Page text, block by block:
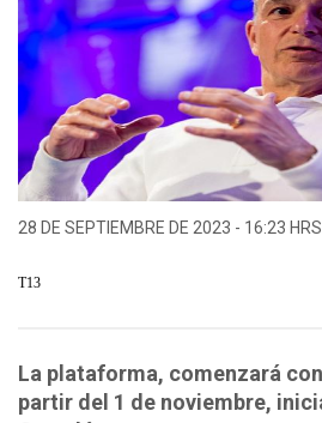
28 DE SEPTIEMBRE DE 2023 - 16:23
T13
La plataforma, comenzará
partir del 1 de noviembre,